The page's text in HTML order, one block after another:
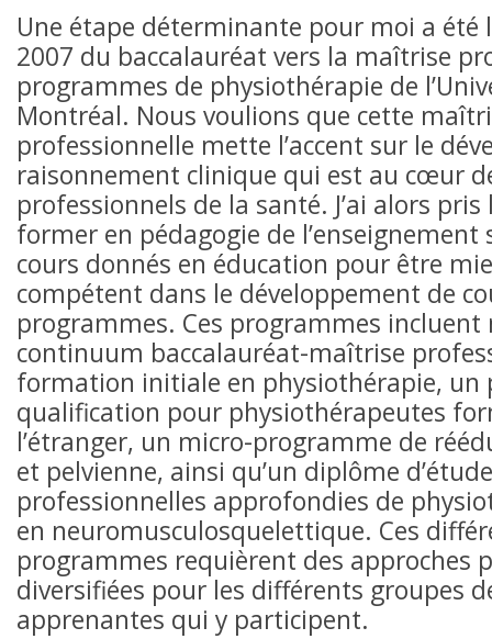
Une étape déterminante pour moi a été
2007 du baccalauréat vers la maîtrise
programmes de physiothérapie de
Montréal. Nous voulions que cette
professionnelle mette l’accent sur le
raisonnement clinique qui est au cœur
professionnels de la santé. J’ai alors
former en pédagogie de l’enseignement
cours donnés en éducation pour être
compétent dans le développement de
programmes. Ces programmes
continuum baccalauréat-maîtrise
formation initiale en physiothérapie, un
qualification pour physiothérapeutes
l’étranger, un micro-programme de
et pelvienne, ainsi qu’un diplôme
professionnelles approfondies de
en neuromusculosquelettique. Ces
programmes requièrent des approches
diversifiées pour les différents groupes
apprenantes qui y participent.